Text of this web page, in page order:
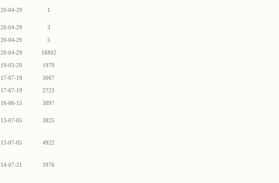
20-04-29 1
20-04-29
3
20-04-29
5
20-04-29
16802
19-03-20
1979
17-07-19
3067
17-07-19
2723
16-06-15 3097
13-07-05 3825
13-07-05 4922
14-07-21 3976